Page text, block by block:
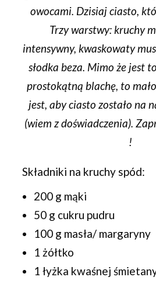
owocami. Dzisiaj ciasto,
Trzy warstwy: kruchy
intensywny, kwaskowaty
słodka beza. Mimo że jest
prostokątną blachę, to
jest, aby ciasto zostało na
(wiem z doświadczenia).
!
Składniki na kruchy spód:
200 g mąki
50 g cukru pudru
100 g masła/ margaryny
1 żółtko
1 łyżka kwaśnej